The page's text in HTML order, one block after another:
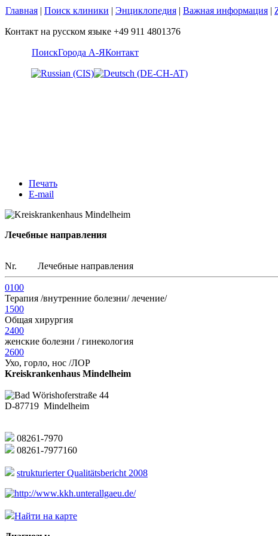
Главная | Поиск клиники | Энциклопедия | Важная информация |
Контакт на русском языке +49 911 4801376
ПоискГорода А-ЯКонтакт
Печать
E-mail
Лечебные направления
Nr. Лечебные направления
0100
Терапия /внутренние болезни/ лечение/
1500
Общая хирургия
2400
женские болезни / гинекология
2600
Ухо, горло, нос /ЛОР
Kreiskrankenhaus Mindelheim
Bad Wörishoferstraße 44
D-87719 Mindelheim
08261-7970
08261-7977160
strukturierter Qualitätsbericht 2008
http://www.kkh.unterallgaeu.de/
Найти на карте